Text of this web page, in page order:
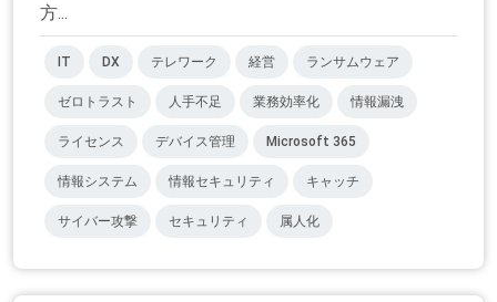
方...
IT DX テレワーク 経営 ランサムウェア
ゼロトラスト 人手不足 業務効率化 情報漏洩
ライセンス デバイス管理 Microsoft 365
情報システム 情報セキュリティ キャッチ
サイバー攻撃 セキュリティ 属人化